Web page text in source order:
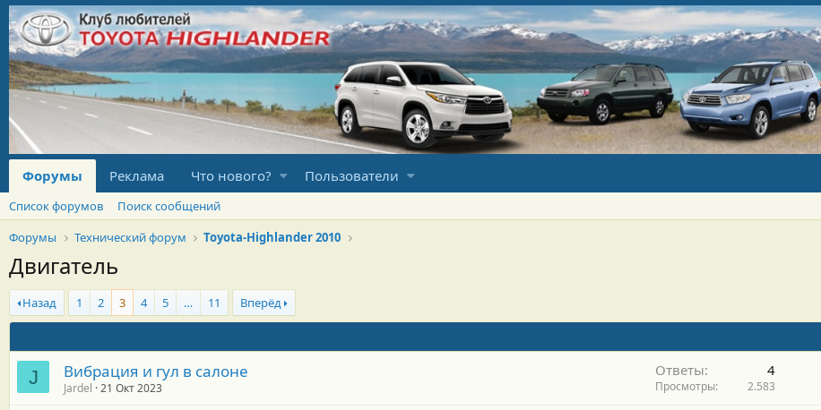
Форумы Реклама Что нового? Пользователи
Список форумов
Поиск сообщений
Форумы
Технический форум Toyota-Highlander 2010
Двигатель
Назад 1 2 3 4 5 … 11 Вперёд
J Вибрация и гул в салоне
Jardel 21 Окт 2023
Ответы 4
Просмотры 2.583